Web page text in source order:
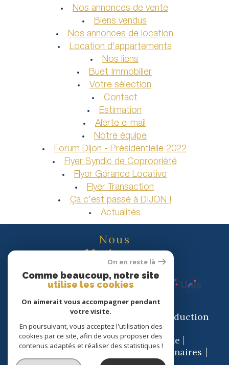
Nos annonces de vente
Biens vendus
Nos annonces de location
Location d'appartements
Nos liens
Buet Immobilier
Votre sélection
Contact
Estimation
Alerte e-mail
Notre équipe
Forum Dijon - Présidentielle 2022
Flyer Syndic de Copropriété
Flyer Gérance Locative
Flyer Transaction
Ça c'est passé à DIJON !
Actualités
Nous
adhérons
© 2026 | Tous droits réservés | Traduction
powered by Google |
Nos honoraires
Plan du site
Mentions légales
Admin
Partenaires
On en reste là
Comme beaucoup, notre site
utilise les cookies
On aimerait vous accompagner pendant
votre visite.
En poursuivant, vous acceptez l'utilisation des
cookies par ce site, afin de vous proposer des
contenus adaptés et réaliser des statistiques !